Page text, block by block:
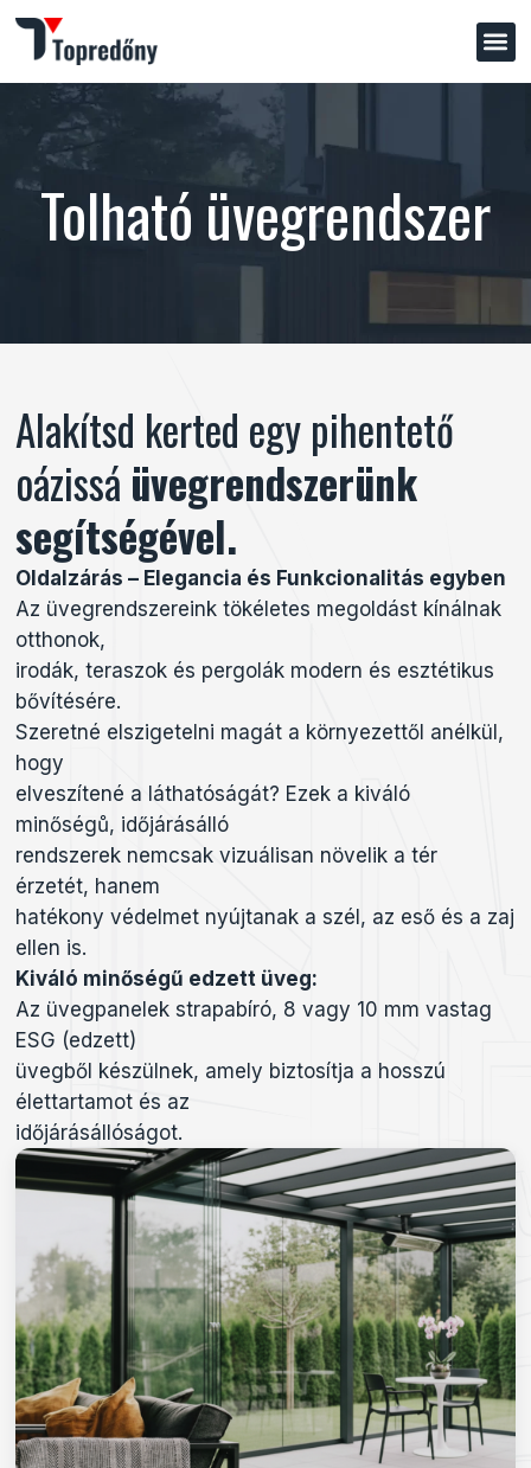
Tolható üvegrendszer
Alakítsd kerted egy pihentető
oázissá üvegrendszerünk
segítségével.
Oldalzárás – Elegancia és Funkcionalitás egyben
Az üvegrendszereink tökéletes megoldást kínálnak
otthonok,
irodák, teraszok és pergolák modern és esztétikus
bővítésére.
Szeretné elszigetelni magát a környezettől anélkül,
hogy
elveszítené a láthatóságát? Ezek a kiváló
minőségů, időjárásálló
rendszerek nemcsak vizuálisan növelik a tér
érzetét, hanem
hatékony védelmet nyújtanak a szél, az eső és a zaj
ellen is.
Kiváló minőségű edzett üveg:
Az üvegpanelek strapabíró, 8 vagy 10 mm vastag
ESG (edzett)
üvegből készülnek, amely biztosítja a hosszú
élettartamot és az
időjárásállóságot.